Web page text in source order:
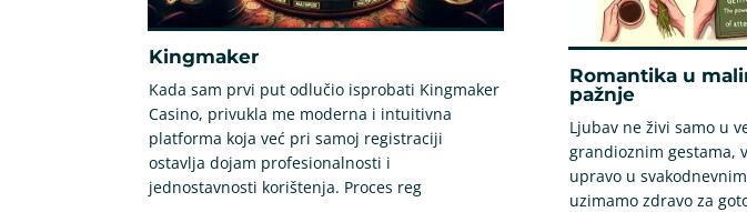
Kingmaker
Kada sam prvi put odlučio isprobati Kingmaker
Casino, privukla me moderna i intuitivna
platforma koja već pri samoj registraciji
ostavlja dojam profesionalnosti i
jednostavnosti korištenja. Proces reg
Romantika u
pažnje
Ljubav ne živi samo u
grandioznim gestama,
upravo u
uzimamo zdravo za